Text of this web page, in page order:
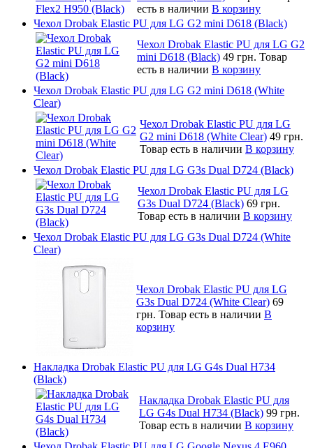
есть в наличии В корзину
Чехол Drobak Elastic PU для LG G2 mini D618 (Black)
Чехол Drobak Elastic PU для LG G2
mini D618 (Black) 49 грн. Товар
есть в наличии В корзину
Чехол Drobak Elastic PU для LG G2 mini D618 (White
Clear)
Чехол Drobak Elastic PU для LG
G2 mini D618 (White Clear) 49 грн.
Товар есть в наличии В корзину
Чехол Drobak Elastic PU для LG G3s Dual D724 (Black)
Чехол Drobak Elastic PU для LG
G3s Dual D724 (Black) 69 грн.
Товар есть в наличии В корзину
Чехол Drobak Elastic PU для LG G3s Dual D724 (White
Clear)
Чехол Drobak Elastic PU для LG
G3s Dual D724 (White Clear) 69
грн. Товар есть в наличии В
корзину
Накладка Drobak Elastic PU для LG G4s Dual H734
(Black)
Накладка Drobak Elastic PU для
LG G4s Dual H734 (Black) 99 грн.
Товар есть в наличии В корзину